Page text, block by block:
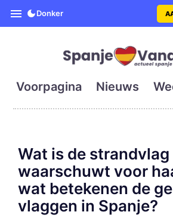
SpanjeVandaag is
Donker
Voorpagina Nieuws
Wat is de strandvlag
waarschuwt voor
wat betekenen de
vlaggen in Spanje?